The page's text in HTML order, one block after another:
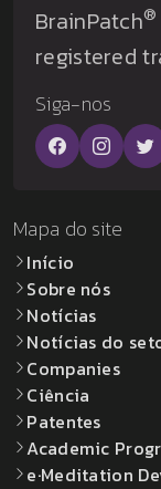
BrainPatch®
registered
Siga-nos
Mapa do site
Início
Sobre nós
Notícias
Notícias do
Companies
Ciência
Patentes
Academic
e·Meditation